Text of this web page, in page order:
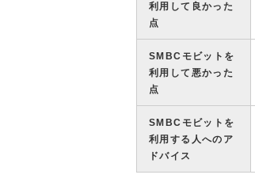
利用して良かった
点
SMBCモビットを
利用して悪かった
点
SMBCモビットを
利用する人へのア
ドバイス